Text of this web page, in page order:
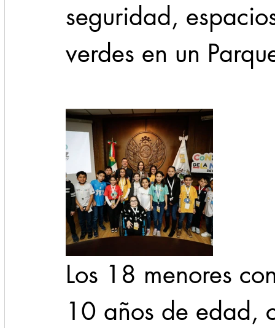
seguridad,
verdes en un
Los 18 menores
10 años de edad,